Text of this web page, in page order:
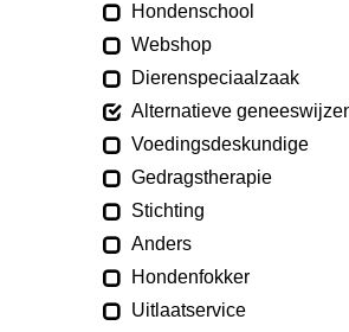
Hondenschool
Webshop
Dierenspeciaalzaak
Alternatieve
Voedingsdeskundige
Gedragstherapie
Stichting
Anders
Hondenfokker
Uitlaatservice